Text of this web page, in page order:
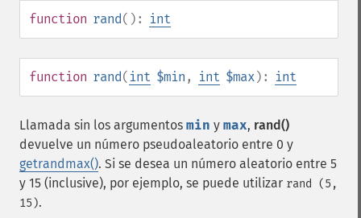
function rand(): int
function rand( int $min , int $max): int
Llamada sin los argumentos min y max, rand()
devuelve un número pseudoaleatorio entre 0 y
getrandmax(). Si se desea un número aleatorio entre 5
y 15 (inclusive), por ejemplo, se puede utilizar rand (5,
15).